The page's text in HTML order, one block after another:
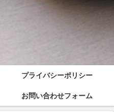
プライバシーポリシー
お問い合わせフォーム